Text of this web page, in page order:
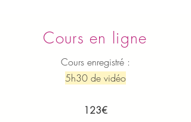
Cours en ligne
Cours enregistré :
5h30 de vidéo
123€​